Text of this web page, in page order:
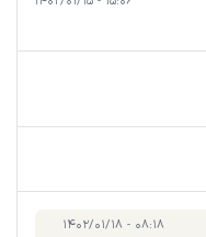
۰۸:۱۸ - ۱۴۰۲/۰۱/۱۸